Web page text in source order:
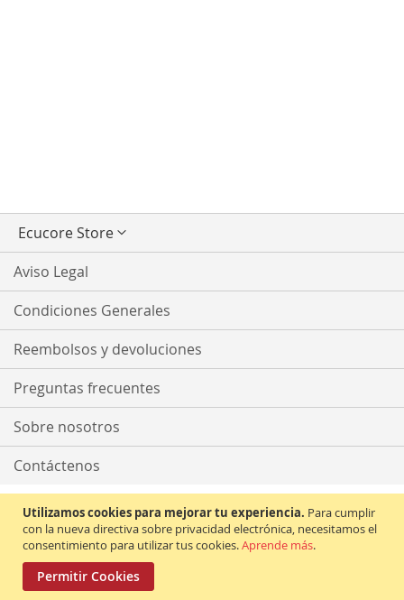
Utilizamos cookies para mejorar tu experiencia. Para cumplir
con la nueva directiva sobre privacidad electrónica, necesitamos el
consentimiento para utilizar tus cookies.Aprende más.
Permitir Cookies
tiendaEcucore Store
Aviso Legal
Condiciones Generales
Reembolsos y devoluciones
Preguntas frecuentes
Sobre nosotros
Contáctenos